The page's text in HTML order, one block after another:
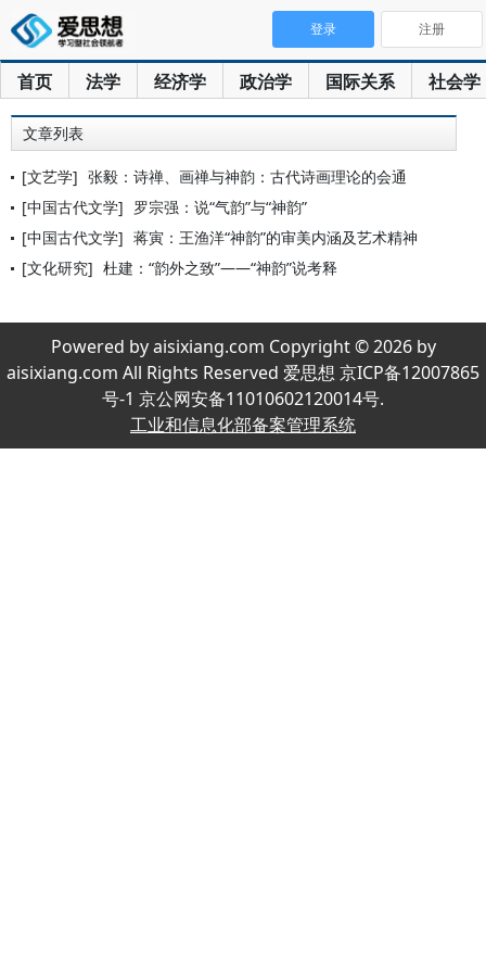
首页 法学 经济学 政治学 国际关系 社会学
登录 注册
文章列表
[文艺学] 张毅：诗禅、画禅与神韵：古代诗画理论的会通
[中国古代文学] 罗宗强：说“气韵”与“神韵”
[中国古代文学] 蒋寅：王渔洋“神韵”的审美内涵及艺术精神
[文化研究] 杜建：“韵外之致”——“神韵”说考释
Powered by aisixiang.com Copyright © 2026 by
aisixiang.com All Rights Reserved 爱思想 京ICP备12007865
号-1 京公网安备11010602120014号.
工业和信息化部备案管理系统